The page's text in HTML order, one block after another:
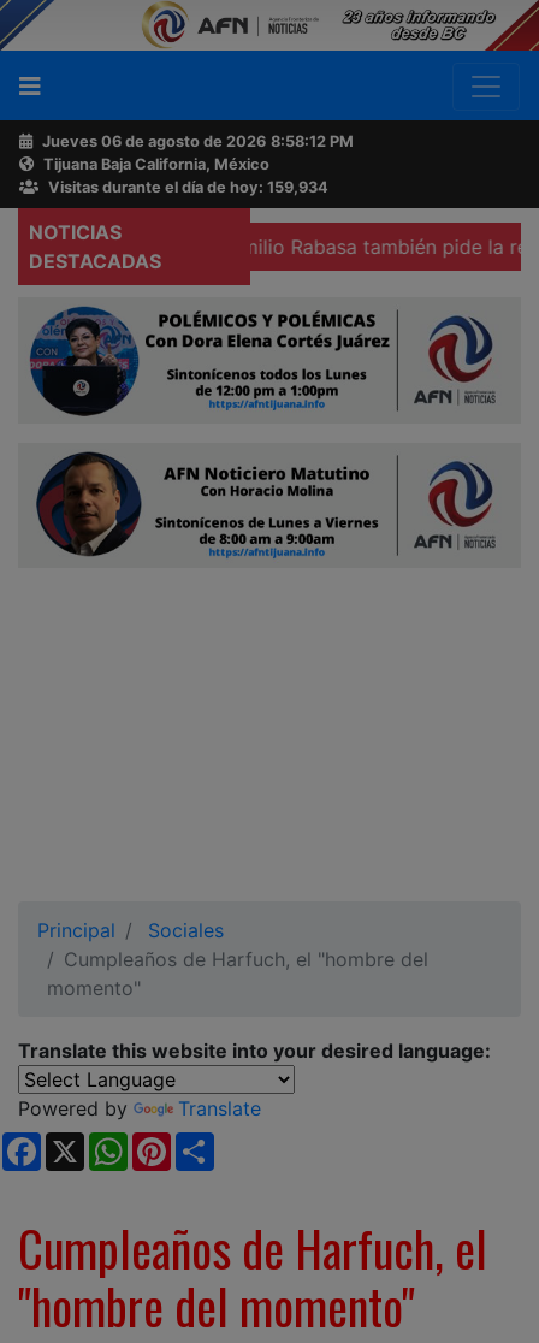
Jueves 06 de agosto de 2026 8:58:13 PM
Tijuana Baja California, México
Visitas durante el día de hoy: 159,934
NOTICIAS
DESTACADAS
Colegio Emilio Rabasa también pide la renuncia
Principal
Sociales
Cumpleaños de Harfuch, el "hombre del
momento"
Translate this website into your desired language:
Powered by
Translate
Facebook
X WhatsApp
Pinterest
Cumpleaños de Harfuch, el
"hombre del momento"
Buscador
Acerca
de
AFN
Ventas
Contacto
Reportero
Ciudadano